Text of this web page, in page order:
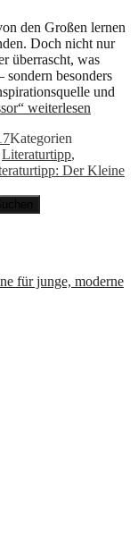
den Großen lernen
Doch nicht nur
überrascht, was
sondern besonders
und
weiterlesen
Kategorien
Literaturtipp,
Der Kleine
für junge, moderne